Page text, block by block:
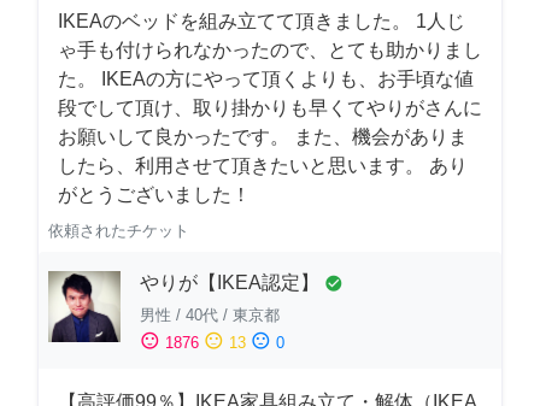
IKEAのベッドを組み立てて頂きました。 1人じ
ゃ手も付けられなかったので、とても助かりまし
た。 IKEAの方にやって頂くよりも、お手頃な値
段でして頂け、取り掛かりも早くてやりがさんに
お願いして良かったです。 また、機会がありま
したら、利用させて頂きたいと思います。 あり
がとうございました！
依頼されたチケット
やりが【IKEA認定】 check_circle
男性 / 40代 / 東京都
sentiment_satisfied 1876 sentiment_neutral 13 sentiment_dissatisfied 0